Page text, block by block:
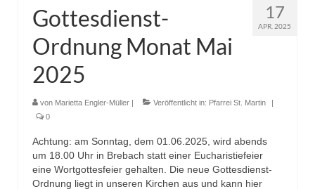
17
APR. 2025
Gottesdienst-
Ordnung Monat Mai
2025
von Marietta Engler-Müller Veröffentlicht in: Pfarrei St. Martin
0
Achtung: am Sonntag, dem 01.06.2025, wird abends
um 18.00 Uhr in Brebach statt einer Eucharistiefeier
eine Wortgottesfeier gehalten. Die neue Gottesdienst-
Ordnung liegt in unseren Kirchen aus und kann hier